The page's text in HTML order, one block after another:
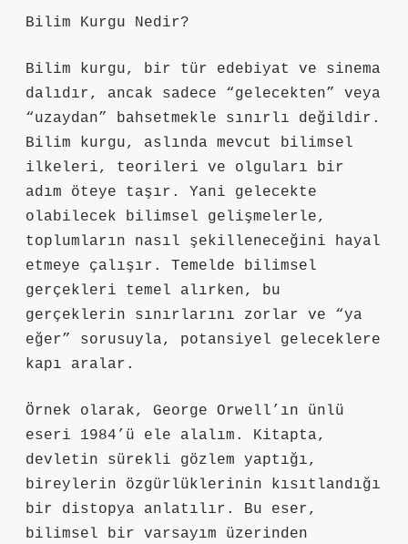
Bilim Kurgu Nedir?
Bilim kurgu, bir tür edebiyat ve sinema
dalıdır, ancak sadece “gelecekten” veya
“uzaydan” bahsetmekle sınırlı değildir.
Bilim kurgu, aslında mevcut bilimsel
ilkeleri, teorileri ve olguları bir
adım öteye taşır. Yani gelecekte
olabilecek bilimsel gelişmelerle,
toplumların nasıl şekilleneceğini hayal
etmeye çalışır. Temelde bilimsel
gerçekleri temel alırken, bu
gerçeklerin sınırlarını zorlar ve “ya
eğer” sorusuyla, potansiyel geleceklere
kapı aralar.
Örnek olarak, George Orwell’ın ünlü
eseri 1984’ü ele alalım. Kitapta,
devletin sürekli gözlem yaptığı,
bireylerin özgürlüklerinin kısıtlandığı
bir distopya anlatılır. Bu eser,
bilimsel bir varsayım üzerinden